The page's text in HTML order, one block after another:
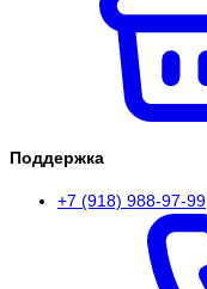
Поддержка
+7 (918) 988-97-99